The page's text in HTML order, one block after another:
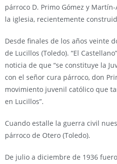
párroco D. Primo Gómez y
la iglesia, recientemente
Desde finales de los años veinte
de Lucillos (Toledo). “El
noticia de que “se constituye la
con el señor cura párroco, don
movimiento juvenil católico que
en Lucillos”.
Cuando estalle la guerra civil
párroco de Otero (Toledo).
De julio a diciembre de 1936